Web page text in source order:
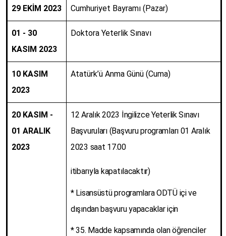
29 EKİM 2023 Cumhuriyet Bayramı (Pazar)
01 - 30
KASIM 2023
Doktora Yeterlik Sınavı
10 KASIM
2023
Atatürk’ü Anma Günü (Cuma)
20 KASIM -
01 ARALIK
2023
12 Aralık 2023 İngilizce Yeterlik Sınavı
Başvuruları (Başvuru programları 01 Aralık
2023 saat 17.00
itibarıyla kapatılacaktır)
* Lisansüstü programlara ODTÜ içi ve
dışından başvuru yapacaklar için
* 35. Madde kapsamında olan öğrenciler